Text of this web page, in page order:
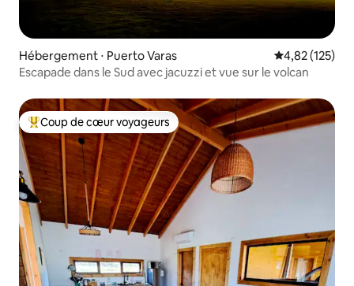
Hébergement ⋅ Puerto Varas Évaluation
4,82 (125)
Escapade dans le Sud avec jacuzzi et vue sur le volcan
Coups de cœur voyageurs les plus appréciés
Coup de cœur voyageurs